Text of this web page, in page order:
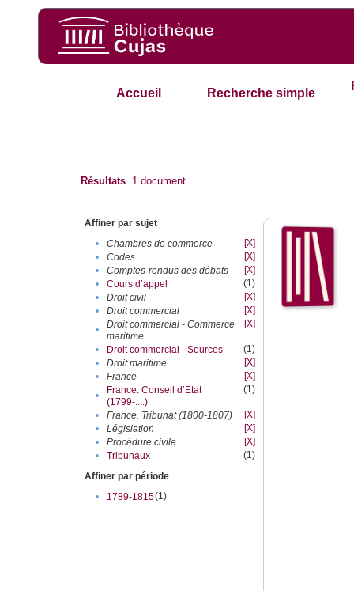
Accueil Recherche simple
Résultats 1 document
Affiner par sujet
•
Chambres de commerce
[X]
•
Codes
[X]
•
Comptes-rendus des débats
[X]
•
Cours d’appel
(1)
•
Droit civil
[X]
•
Droit commercial
[X]
•
Droit commercial - Commerce
maritime
[X]
• Droit commercial - Sources
(1)
•
Droit maritime
[X]
•
France
[X]
•
France. Conseil d’Etat
(1799-....)
(1)
• France. Tribunat (1800-1807)
[X]
•
Législation
[X]
•
Procédure civile
[X]
•
Tribunaux
(1)
Affiner par période
•
1789-1815(1)